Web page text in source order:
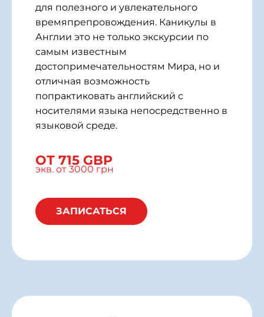
для полезного и увлекательного
времяпрепровождения. Каникулы в
Англии это не только экскурсии по
самым известным
достопримечательностям Мира, но и
отличная возможность
попрактиковать английский с
носителями языка непосредственно в
языковой среде.
ЗАПИСАТЬСЯ
ОТ 715 GBP
экв. от 3000 грн